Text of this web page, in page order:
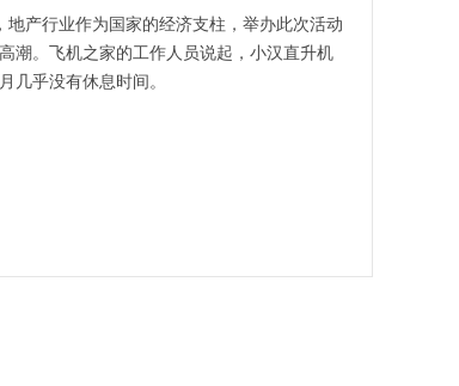
产行业作为国家的经济支柱，举办此次活动
潮。
飞机之家的工作人员说起 ，小汉直升机
几乎没有休息时间。